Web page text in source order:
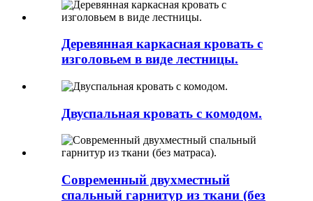
Деревянная каркасная кровать с
изголовьем в виде лестницы.
Двуспальная кровать с комодом.
Современный двухместный
спальный гарнитур из ткани (без